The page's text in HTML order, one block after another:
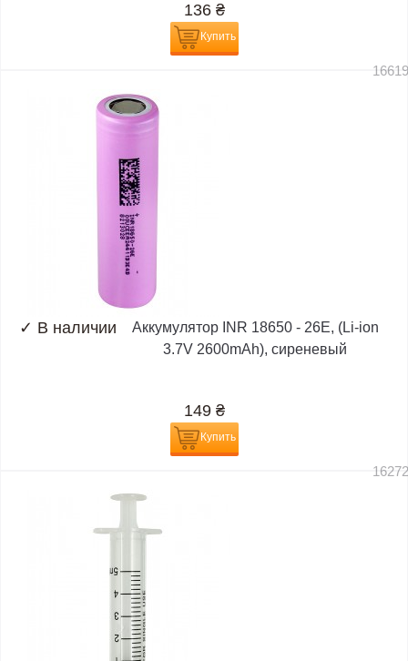
136 ₴
Купить
✓ В наличии
Аккумулятор INR 18650 - 26E, (Li-ion
3.7V 2600mAh), сиреневый
149 ₴
Купить